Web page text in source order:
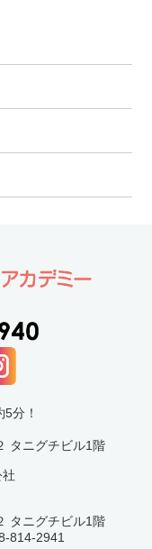
分！
タニグチビル1階
タニグチビル1階
814-2941